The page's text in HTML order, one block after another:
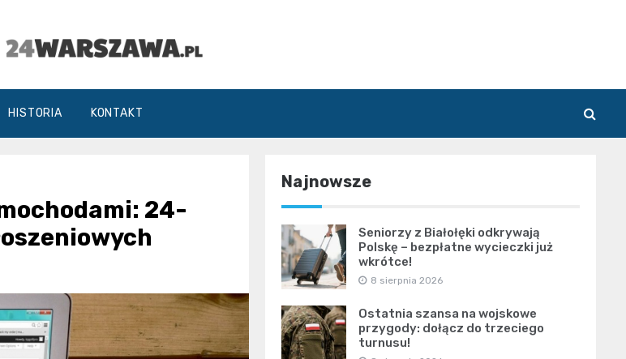
HISTORIA KONTAKT
24-
Najnowsze
Seniorzy z Białołęki odkrywają
Polskę – bezpłatne wycieczki już
wkrótce!
8 sierpnia 2026
Ostatnia szansa na wojskowe
przygody: dołącz do trzeciego
turnusu!